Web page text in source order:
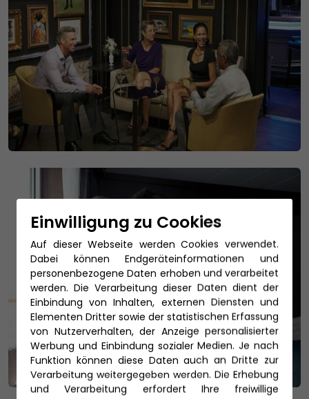
Einwilligung zu Cookies
Auf dieser Webseite werden Cookies verwendet.
Dabei können Endgeräteinformationen und
personenbezogene Daten erhoben und verarbeitet
werden. Die Verarbeitung dieser Daten dient der
Einbindung von Inhalten, externen Diensten und
Elementen Dritter sowie der statistischen Erfassung
von Nutzerverhalten, der Anzeige personalisierter
Werbung und Einbindung sozialer Medien. Je nach
Funktion können diese Daten auch an Dritte zur
Verarbeitung weitergegeben werden. Die Erhebung
und Verarbeitung erfordert Ihre freiwillige